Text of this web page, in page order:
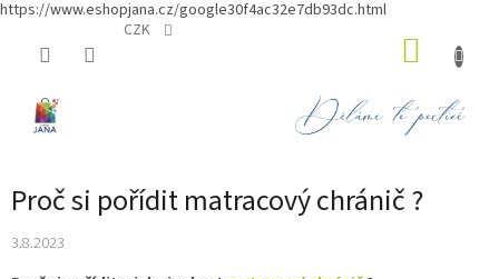
https://www.eshopjana.cz/google30f4ac32e7db93dc.html
CZK
Proč si pořídit matracový chránič ?
3.8.2023